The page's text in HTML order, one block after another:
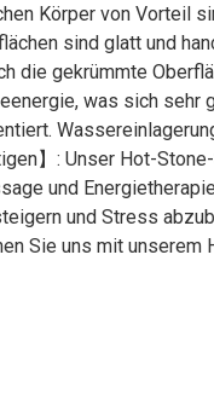
Körper von Vorteil
sind glatt und
die gekrümmte
was sich
】: Unser Hot-
und
und Stress
Sie uns mit